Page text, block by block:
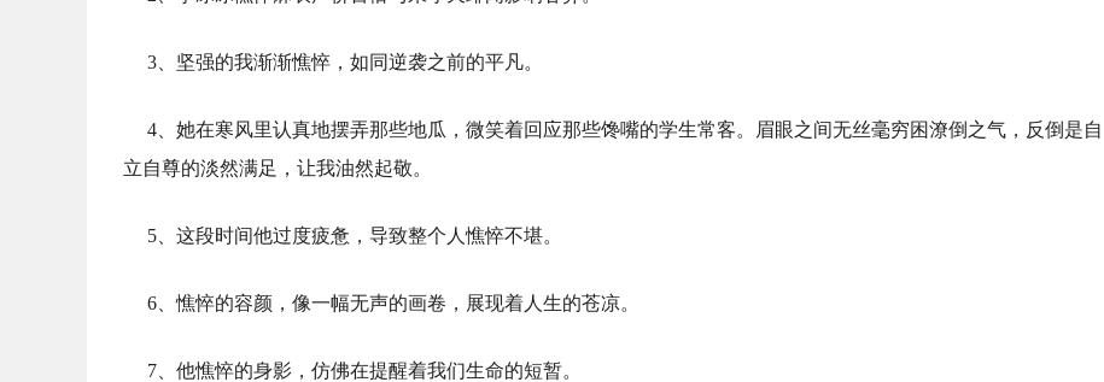
3、坚强的我渐渐憔悴，如同逆袭之前的平凡。
4、她在寒风里认真地摆弄那些地瓜，微笑着回应那些馋嘴的学生常客。眉眼之间无丝毫穷困潦倒之气，反倒是自
立自尊的淡然满足，让我油然起敬。
5、这段时间他过度疲惫，导致整个人憔悴不堪。
6、憔悴的容颜，像一幅无声的画卷，展现着人生的苍凉。
7、他憔悴的身影，仿佛在提醒着我们生命的短暂。